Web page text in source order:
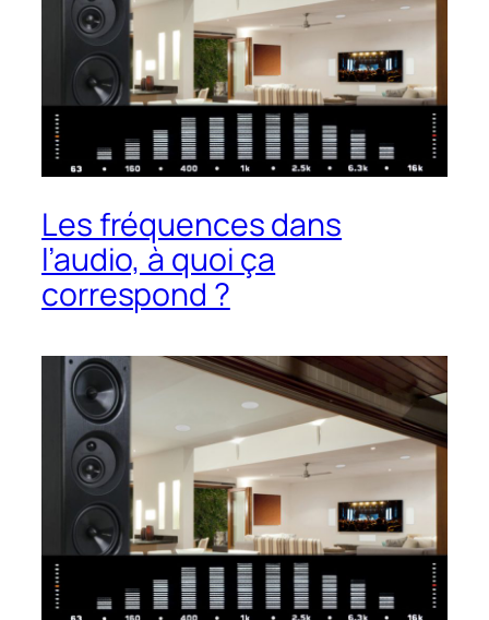
Les fréquences dans
l’audio, à quoi ça
correspond ?